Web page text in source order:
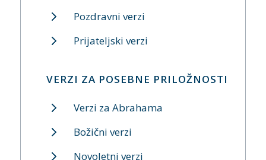
Pozdravni verzi
Prijateljski verzi
VERZI ZA POSEBNE PRILOŽNOSTI
Verzi za Abrahama
Božični verzi
Novoletni verzi